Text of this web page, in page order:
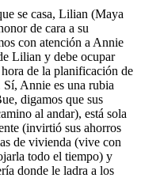
se casa, Lilian (Maya
de cara a su
con atención a Annie
Lilian y debe ocupar
de la planificación de
Sí, Annie es una rubia
digamos que sus
al andar), está sola
(invirtió sus ahorros
de vivienda (vive con
todo el tiempo) y
donde le ladra a los